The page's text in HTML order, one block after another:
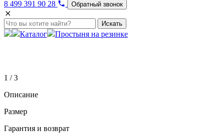
8 499 391 90 28 Обратный звонок
Искать
Каталог Простыня на резинке
1 / 3
Описание
Размер
Гарантия и возврат